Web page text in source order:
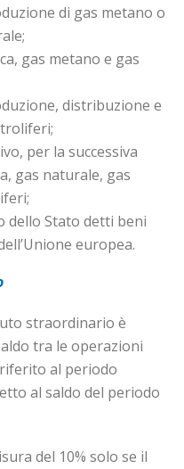
di gas metano o
gas metano e gas
distribuzione e
per la successiva
gas naturale, gas
Stato detti beni
europea.
straordinario è
tra le operazioni
al periodo
al saldo del periodo
del 10% solo se il